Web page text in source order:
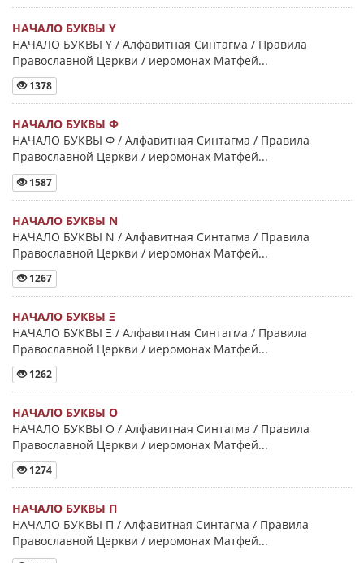
НАЧАЛО БУКВЫ Y
НАЧАЛО БУКВЫ Y / Алфавитная Синтагма / Правила
Православной Церкви / иеромонах Матфей...
1378
НАЧАЛО БУКВЫ Φ
НАЧАЛО БУКВЫ Φ / Алфавитная Синтагма / Правила
Православной Церкви / иеромонах Матфей...
1587
НАЧАЛО БУКВЫ Ν
НАЧАЛО БУКВЫ Ν / Алфавитная Синтагма / Правила
Православной Церкви / иеромонах Матфей...
1267
НАЧАЛО БУКВЫ Ξ
НАЧАЛО БУКВЫ Ξ / Алфавитная Синтагма / Правила
Православной Церкви / иеромонах Матфей...
1262
НАЧАЛО БУКВЫ Ο
НАЧАЛО БУКВЫ Ο / Алфавитная Синтагма / Правила
Православной Церкви / иеромонах Матфей...
1274
НАЧАЛО БУКВЫ Π
НАЧАЛО БУКВЫ Π / Алфавитная Синтагма / Правила
Православной Церкви / иеромонах Матфей...